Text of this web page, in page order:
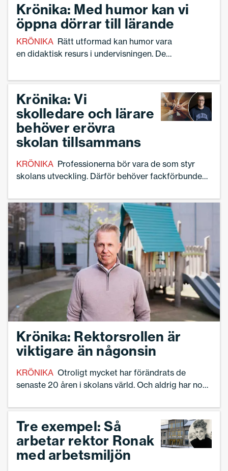
Krönika: Med humor kan vi
öppna dörrar till lärande
KRÖNIKA Rätt utformad kan humor vara
en didaktisk resurs i undervisningen. Det
tagit del av.
Krönika: Vi
skolledare och lärare
behöver erövra
skolan tillsammans
KRÖNIKA Professionerna bör vara de som styr
skolans utveckling. Därför behöver fackförbunden
för att erövra skolan tillsammans, skriver Torbjörn
Hanö.
Krönika: Rektorsrollen är
viktigare än någonsin
KRÖNIKA Otroligt mycket har förändrats de
senaste 20 åren i skolans värld. Och aldrig har nog
förskoledirektör Johan Olofson.
Tre exempel: Så
arbetar rektor Ronak
med arbetsmiljön